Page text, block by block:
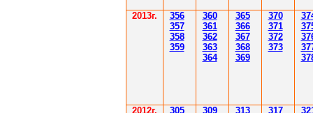
2013г.
356
357
358
359
360
361
362
363
364
365
366
367
368
369
370
371
372
373
37
37
37
2012г. 305
309
313
317
3